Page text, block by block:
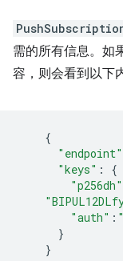
需的所有信息。如
容，则会看到以下
{
"endpoint"
"keys" :
{
"p256dh"
"auth" :
}
}